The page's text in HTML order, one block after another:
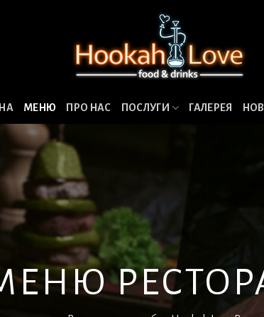
МЕНЮ ПРО НАС ПОСЛУГИ ГАЛЕРЕЯ